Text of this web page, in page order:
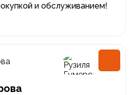
и обслуживанием!